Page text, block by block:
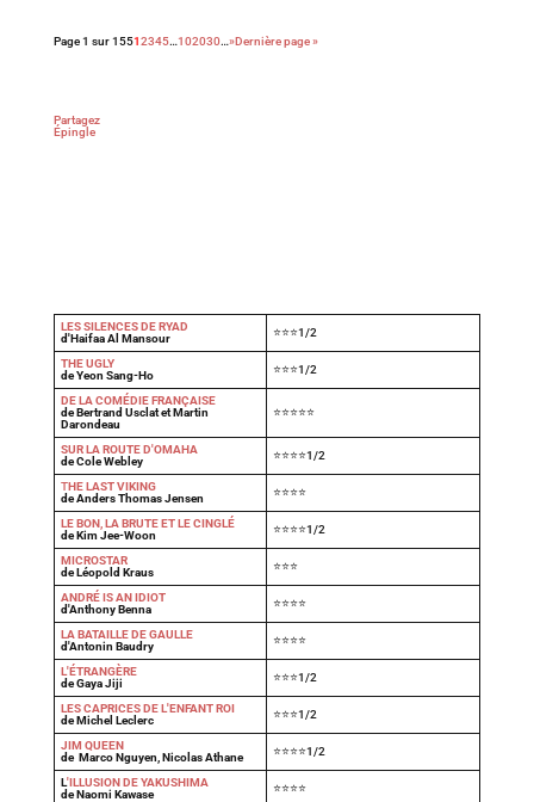
Page 1 sur 15512345…102030…»Dernière page »
Partagez
Épingle
LES SILENCES DE RYAD
d'Haifaa Al Mansour
⭐⭐⭐1/2
THE UGLY
de Yeon Sang-Ho
⭐⭐⭐1/2
DE LA COMÉDIE FRANÇAISE
de Bertrand Usclat et Martin
Darondeau
⭐⭐⭐⭐⭐
SUR LA ROUTE D'OMAHA
de Cole Webley
⭐⭐⭐⭐1/2
THE LAST VIKING
de Anders Thomas Jensen
⭐⭐⭐⭐
LE BON, LA BRUTE ET LE CINGLÉ
de Kim Jee-Woon
⭐⭐⭐⭐1/2
MICROSTAR
de Léopold Kraus
⭐⭐⭐
ANDRÉ IS AN IDIOT
d'Anthony Benna
⭐⭐⭐⭐
LA BATAILLE DE GAULLE
d'Antonin Baudry
⭐⭐⭐⭐
L'ÉTRANGÈRE
de Gaya Jiji
⭐⭐⭐1/2
LES CAPRICES DE L'ENFANT ROI
de Michel Leclerc
⭐⭐⭐1/2
JIM QUEEN
de Marco Nguyen, Nicolas Athane
⭐⭐⭐⭐1/2
L'ILLUSION DE YAKUSHIMA
de Naomi Kawase
⭐⭐⭐⭐